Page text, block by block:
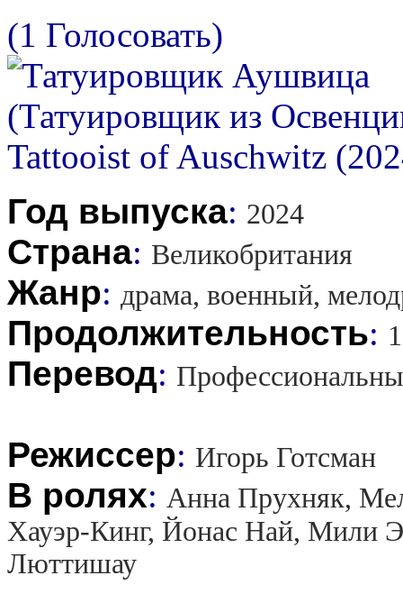
(1 Голосовать)
Год выпуска: 2024
Страна: Великобритания
Жанр: драма, военный,
Продолжительность:
Перевод:
Режиссер: Игорь Готсман
В ролях: Анна Прухняк,
Хауэр-Кинг, Йонас Най, Мили
Люттишау